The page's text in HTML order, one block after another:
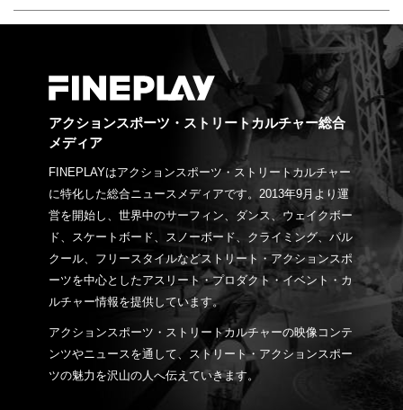
アクションスポーツ・ストリートカルチャー総合
メディア
FINEPLAYはアクションスポーツ・ストリートカルチャー
に特化した総合ニュースメディアです。2013年9月より運
営を開始し、世界中のサーフィン、ダンス、ウェイクボー
ド、スケートボード、スノーボード、クライミング、パル
クール、フリースタイルなどストリート・アクションスポ
ーツを中心としたアスリート・プロダクト・イベント・カ
ルチャー情報を提供しています。
アクションスポーツ・ストリートカルチャーの映像コンテ
ンツやニュースを通して、ストリート・アクションスポー
ツの魅力を沢山の人へ伝えていきます。